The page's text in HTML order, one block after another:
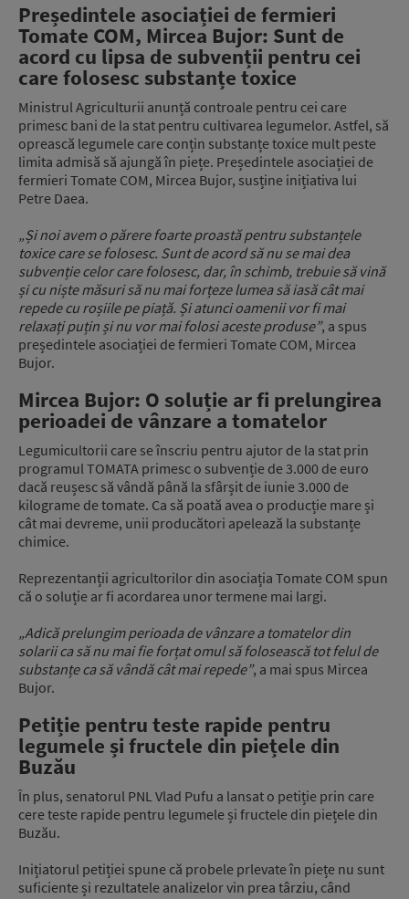
Președintele asociației de fermieri
Tomate COM, Mircea Bujor: Sunt de
acord cu lipsa de subvenții pentru cei
care folosesc substanțe toxice
Ministrul Agriculturii anunță controale pentru cei care
primesc bani de la stat pentru cultivarea legumelor. Astfel, să
oprească legumele care conțin substanțe toxice mult peste
limita admisă să ajungă în piețe. Președintele asociației de
fermieri Tomate COM, Mircea Bujor, susține inițiativa lui
Petre Daea.
„Și noi avem o părere foarte proastă pentru substanțele
toxice care se folosesc. Sunt de acord să nu se mai dea
subvenție celor care folosesc, dar, în schimb, trebuie să vină
și cu niște măsuri să nu mai forțeze lumea să iasă cât mai
repede cu roșiile pe piață. Și atunci oamenii vor fi mai
relaxați puțin și nu vor mai folosi aceste produse”, a spus
președintele asociației de fermieri Tomate COM, Mircea
Bujor.
Mircea Bujor: O soluție ar fi prelungirea
perioadei de vânzare a tomatelor
Legumicultorii care se înscriu pentru ajutor de la stat prin
programul TOMATA primesc o subvenție de 3.000 de euro
dacă reușesc să vândă până la sfârșit de iunie 3.000 de
kilograme de tomate. Ca să poată avea o producție mare și
cât mai devreme, unii producători apelează la substanțe
chimice.
Reprezentanții agricultorilor din asociația Tomate COM spun
că o soluție ar fi acordarea unor termene mai largi.
„Adică prelungim perioada de vânzare a tomatelor din
solarii ca să nu mai fie forțat omul să folosească tot felul de
substanțe ca să vândă cât mai repede”, a mai spus Mircea
Bujor.
Petiție pentru teste rapide pentru
legumele și fructele din piețele din
Buzău
În plus, senatorul PNL Vlad Pufu a lansat o petiție prin care
cere teste rapide pentru legumele și fructele din piețele din
Buzău.
Inițiatorul petiției spune că probele prlevate în piețe nu sunt
suficiente și rezultatele analizelor vin prea târziu, când